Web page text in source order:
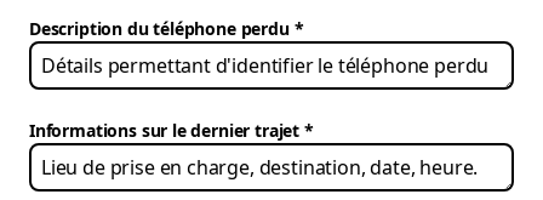
Description du téléphone perdu
Informations sur le dernier trajet